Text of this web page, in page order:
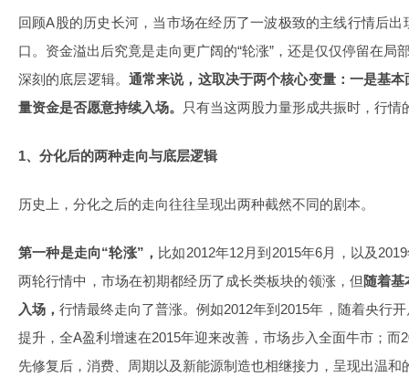
回顾A股的历史长河，当市场在经历了一波极致的主线行情后
口。资金溢出后究竟是走向更广阔的“轮涨”，还是仅仅停留在局
深刻的底层逻辑。 通常来说，这取决于两个核心变量：一是基
量资金是否愿意持续入场。
只有当这两股力量形成共振时，行情
1、分化后的两种走向与底层逻辑
历史上，分化之后的走向往往呈现出两种截然不同的剧本。
第一种是走向“轮涨”， 比如2012年12月到2015年6月，以及
两轮行情中，市场在初期都经历了成长类板块的领涨，但 随着
入场，行情最终走向了普涨。例如2012年到2015年，随着央行
提升，全A盈利增速在2015年迎来改善，市场步入全面牛市；而
先修复后，消费、周期以及新能源制造也相继接力，呈现出温和